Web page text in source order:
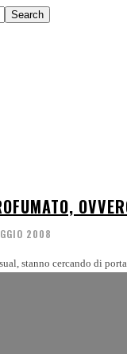
2008
stanno cercando di